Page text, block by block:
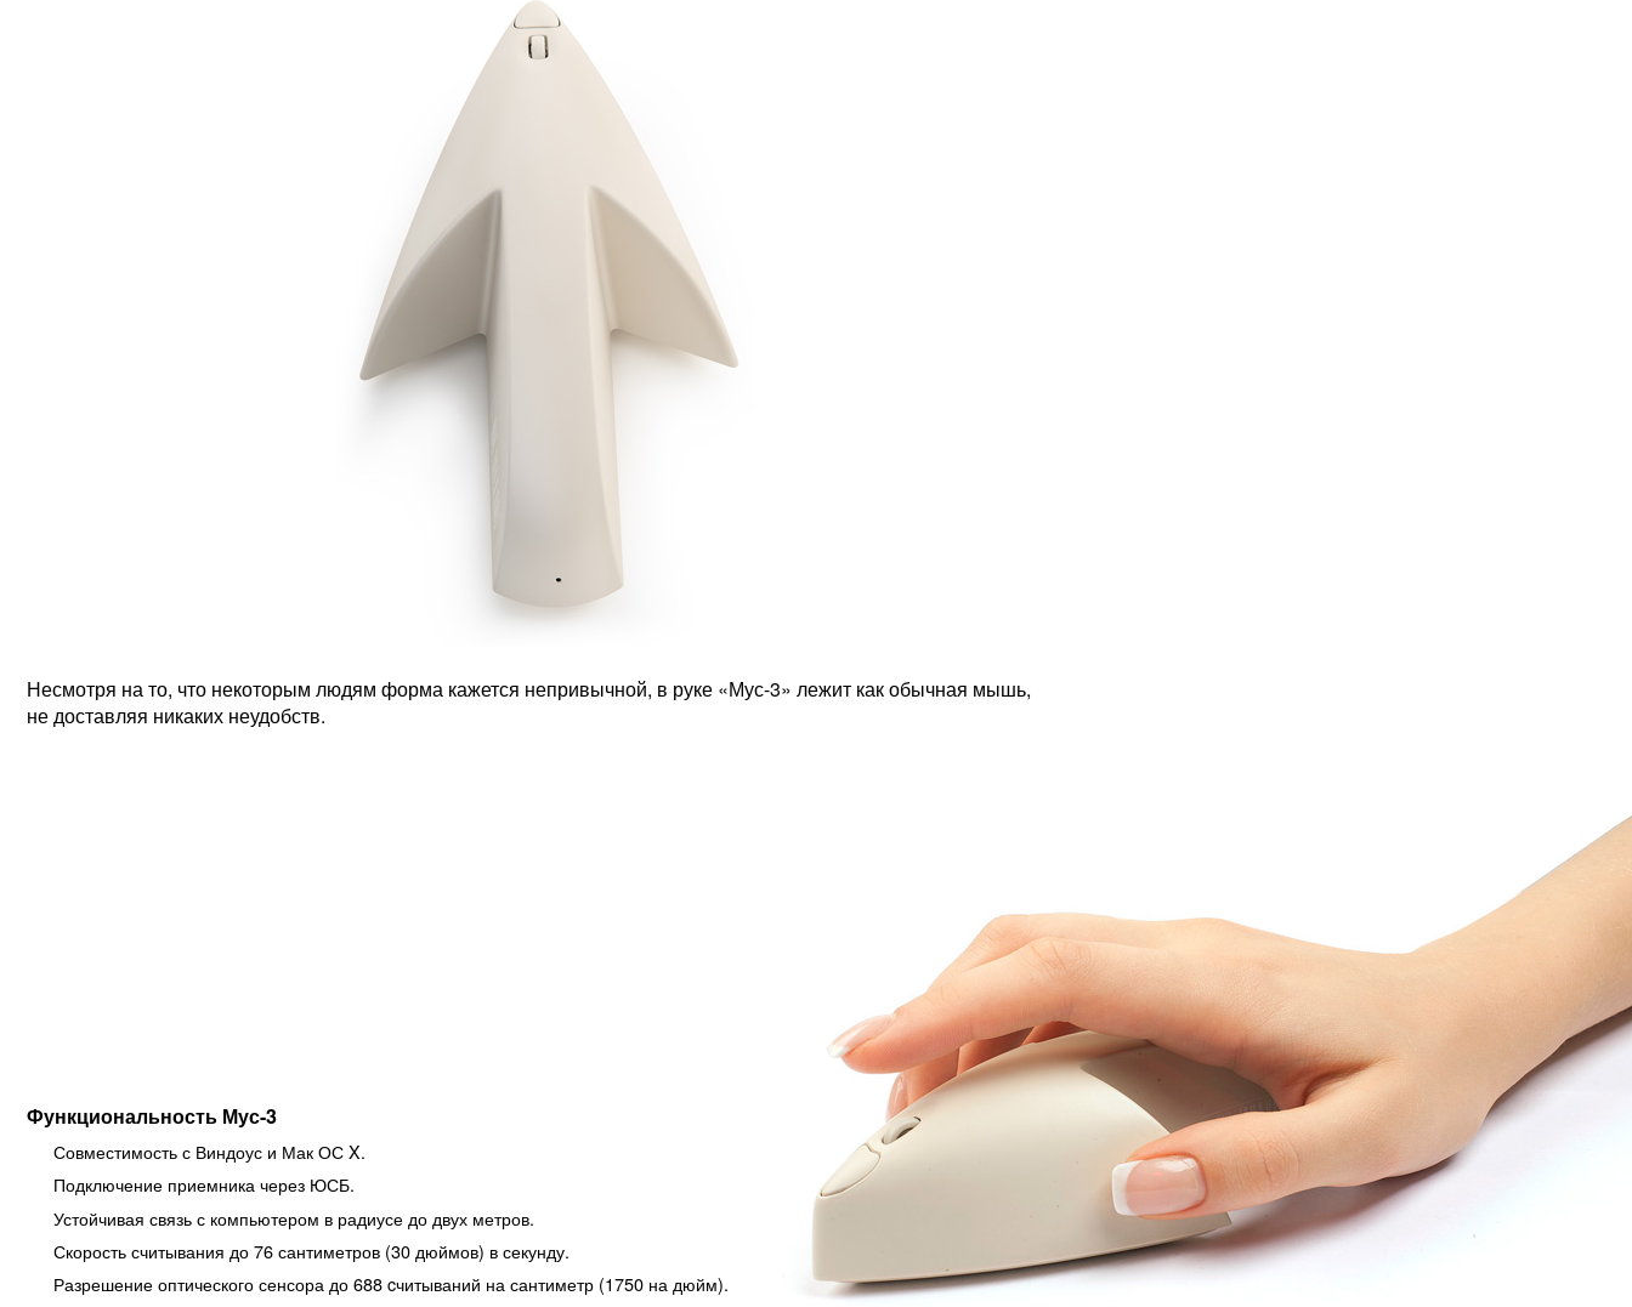
Несмотря на то, что некоторым людям форма кажется непривычной, в руке «Мус-3» лежит как обычная мышь,
не доставляя никаких неудобств.
Функциональность Мус-3
Совместимость с Виндоус и Мак ОС X.
Подключение приемника через ЮСБ.
Устойчивая связь с компьютером в радиусе до двух метров.
Скорость считывания до 76 сантиметров (30 дюймов) в секунду.
Разрешение оптического сенсора до 688 cчитываний на сантиметр (1750 на дюйм).